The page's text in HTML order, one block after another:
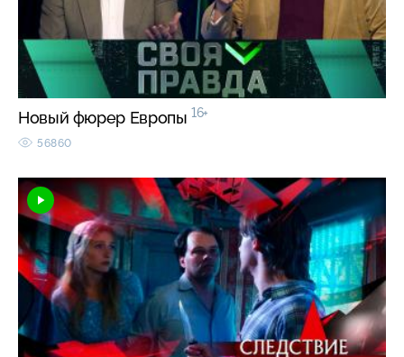
Новый фюрер Европы 16+
56860